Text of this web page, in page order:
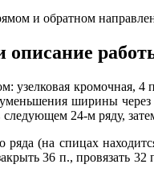
и обратном
описание
узелковая кромочная,
ширины
24-м ряду,
(на спицах
36 п., провязать